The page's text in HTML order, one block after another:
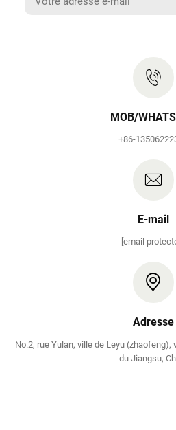
MOB/
+86-
E-mail
[email
Adresse
No.2, rue Yulan, ville de Leyu
du Jiangsu,